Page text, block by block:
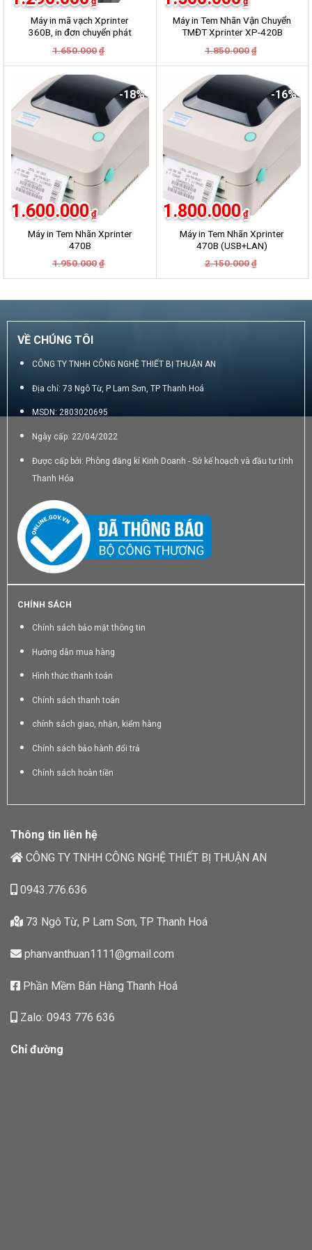
Máy in mã vạch Xprinter
360B, in đơn chuyển phát
GHN, GHTK, Viettel Post,
VNpost, Best, J&T
1.650.000 ₫
là:
1.650.000₫.
tại
là:
1.290.000₫.
Máy in Tem Nhãn Vận Chuyển
TMĐT Xprinter XP-420B
1.850.000 ₫
là:
1.850.000₫.
tại
là:
1.500.000₫.
-18%
Máy in Tem Nhãn Xprinter
470B
1.950.000 ₫
là:
1.600.000 ₫
tại
1.600.000₫.
-16%
Máy in Tem Nhãn Xprinter
470B (USB+LAN)
2.150.000 ₫
là:
1.800.000 ₫
tại
1.800.000₫.
VỀ CHÚNG TÔI
CÔNG TY TNHH CÔNG NGHỆ THIẾT BỊ THUẬN AN
Địa chỉ: 73 Ngô Từ, P Lam Sơn, TP Thanh Hoá
MSDN: 2803020695
Ngày cấp: 22/04/2022
Được cấp bởi: Phòng đăng kí Kinh Doanh - Sở kế hoạch và đầu tư tỉnh
Thanh Hóa
CHÍNH SÁCH
Chính sách bảo mật thông tin
Hướng dẫn mua hàng
Hình thức thanh toán
Chính sách thanh toán
chính sách giao, nhận, kiểm hàng
Chính sách bảo hành đổi trả
Chính sách hoàn tiền
Thông tin liên hệ
CÔNG TY TNHH CÔNG NGHỆ THIẾT BỊ THUẬN AN
0943.776.636
73 Ngô Từ, P Lam Sơn, TP Thanh Hoá
phanvanthuan1111@gmail.com
Phần Mềm Bán Hàng Thanh Hoá
Zalo: 0943 776 636
Chỉ đường